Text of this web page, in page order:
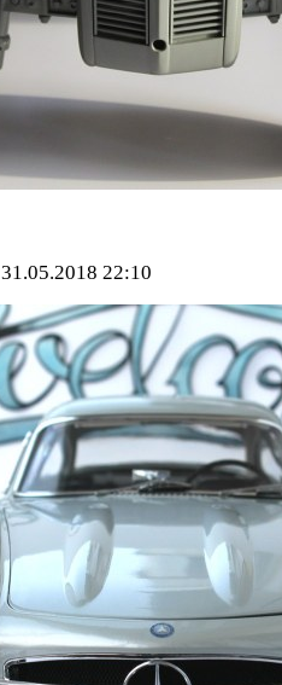
31.05.2018 22:10